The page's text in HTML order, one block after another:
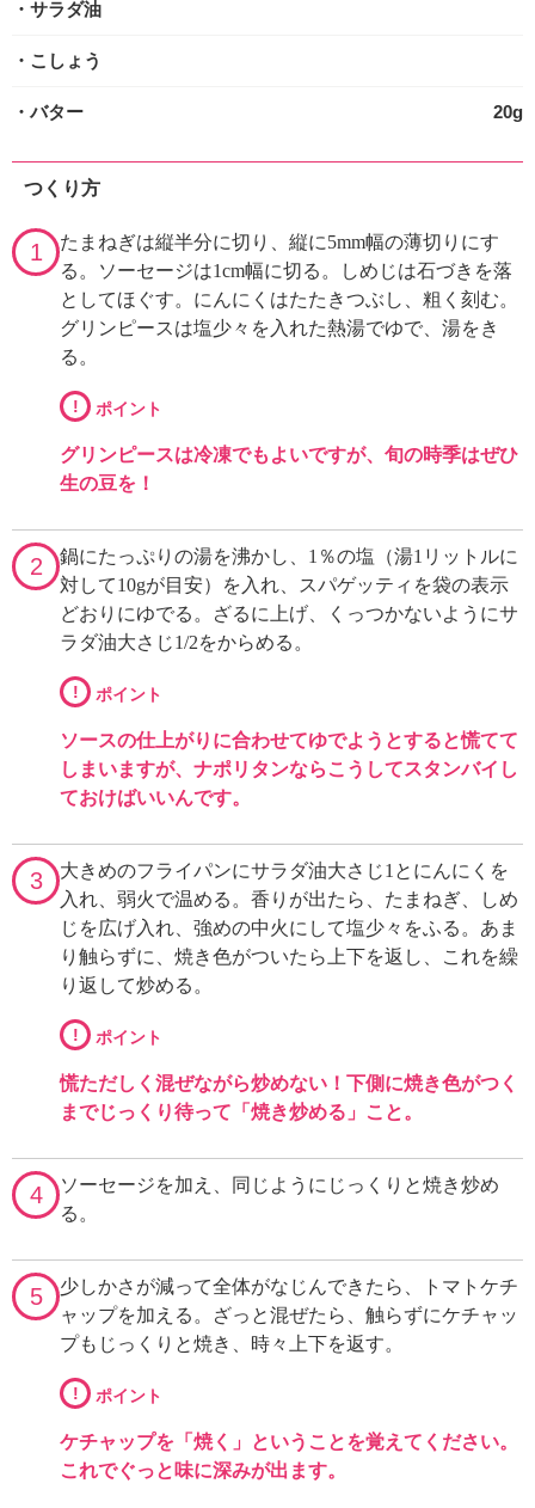
・サラダ油
・こしょう
・バター 20g
つくり方
1
たまねぎは縦半分に切り、縦に5mm幅の薄切りにす
る。ソーセージは1cm幅に切る。しめじは石づきを落
としてほぐす。にんにくはたたきつぶし、粗く刻む。
グリンピースは塩少々を入れた熱湯でゆで、湯をき
る。
! ポイント
グリンピースは冷凍でもよいですが、旬の時季はぜひ
生の豆を！
2
鍋にたっぷりの湯を沸かし、1％の塩（湯1リットルに
対して10gが目安）を入れ、スパゲッティを袋の表示
どおりにゆでる。ざるに上げ、くっつかないようにサ
ラダ油大さじ1/2をからめる。
! ポイント
ソースの仕上がりに合わせてゆでようとすると慌てて
しまいますが、ナポリタンならこうしてスタンバイし
ておけばいいんです。
3
大きめのフライパンにサラダ油大さじ1とにんにくを
入れ、弱火で温める。香りが出たら、たまねぎ、しめ
じを広げ入れ、強めの中火にして塩少々をふる。あま
り触らずに、焼き色がついたら上下を返し、これを繰
り返して炒める。
! ポイント
慌ただしく混ぜながら炒めない！下側に焼き色がつく
までじっくり待って「焼き炒める」こと。
4
ソーセージを加え、同じようにじっくりと焼き炒め
る。
5
少しかさが減って全体がなじんできたら、トマトケチ
ャップを加える。ざっと混ぜたら、触らずにケチャッ
プもじっくりと焼き、時々上下を返す。
! ポイント
ケチャップを「焼く」ということを覚えてください。
これでぐっと味に深みが出ます。